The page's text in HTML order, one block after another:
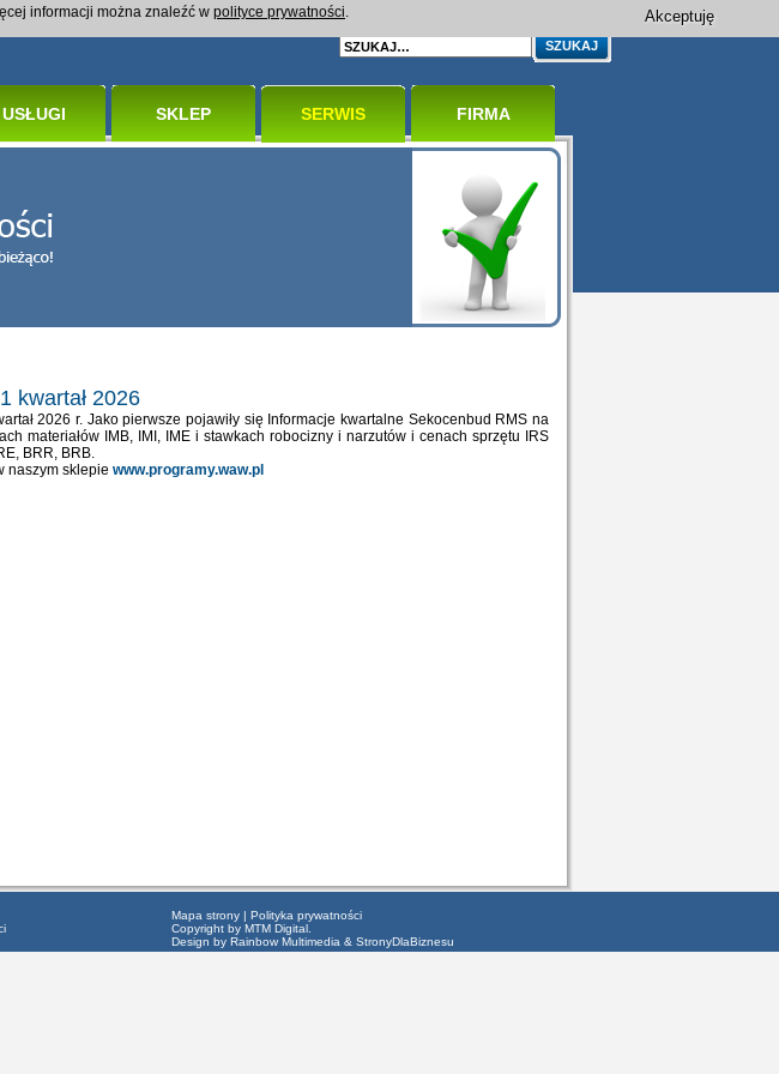
USŁUGI SKLEP SERWIS FIRMA
kwartał 2026
2026 r. Jako pierwsze pojawiły się Informacje kwartalne Sekocenbud RMS na
materiałów IMB, IMI, IME i stawkach robocizny i narzutów i cenach sprzętu IRS
BRR, BRB.
naszym sklepie www.programy.waw.pl
Mapa strony | Polityka prywatności
Copyright by MTM Digital.
Design by Rainbow Multimedia & StronyDlaBiznesu
informacji można znaleźć w polityce prywatności. Akceptuję